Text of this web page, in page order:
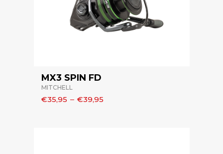
MX3 SPIN FD
MITCHELL
€35,95 – €39,95